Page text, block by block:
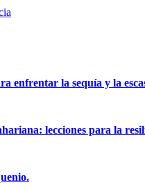
enfrentar la sequía y la
lecciones para la